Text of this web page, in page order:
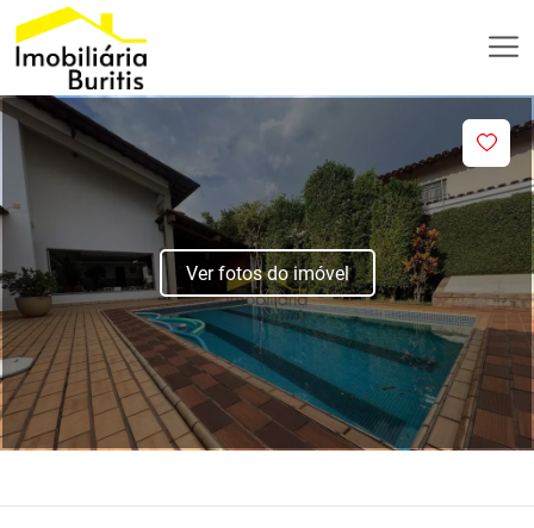
Ver fotos do imóvel